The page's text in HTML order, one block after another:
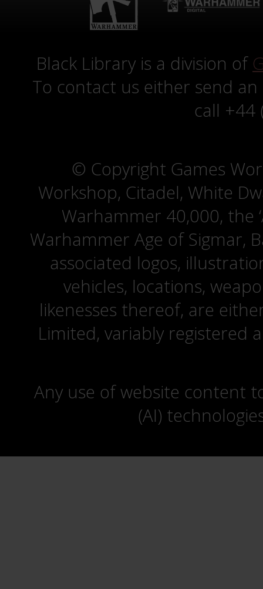
Black Library is a division of
To contact us either send
call +44
© Copyright Games
Workshop, Citadel, White
Warhammer 40,000, the
Warhammer Age of Sigmar,
associated logos,
vehicles, locations,
likenesses thereof, are
Limited, variably registered
Any use of website content
(AI)